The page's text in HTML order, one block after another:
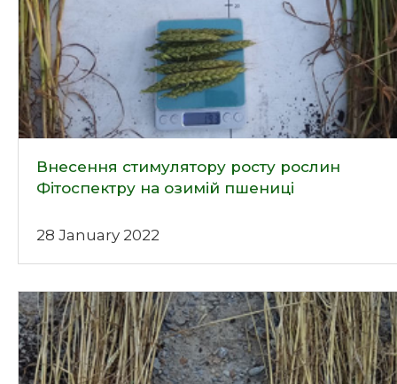
Внесення стимулятору росту рослин
Фітоспектру на озимій пшениці
28 January 2022